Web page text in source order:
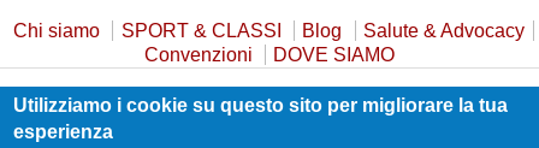
Chi siamo SPORT & CLASSI Blog
Salute & Advocacy
Convenzioni
DOVE SIAMO
Privacy Policy Cookie Policy
Safeguarding
Utilizziamo i cookie su questo sito per migliorare la tua
esperienza